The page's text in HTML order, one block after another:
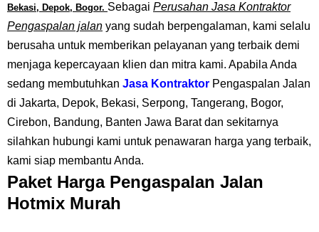
Bekasi, Depok, Bogor. Sebagai Perusahan Jasa Kontraktor
Pengaspalan jalan yang sudah berpengalaman, kami selalu
berusaha untuk memberikan pelayanan yang terbaik demi
menjaga kepercayaan klien dan mitra kami. Apabila Anda
sedang membutuhkan Jasa Kontraktor Pengaspalan Jalan
di Jakarta, Depok, Bekasi, Serpong, Tangerang, Bogor,
Cirebon, Bandung, Banten Jawa Barat dan sekitarnya
silahkan hubungi kami untuk penawaran harga yang terbaik,
kami siap membantu Anda.
Paket Harga Pengaspalan Jalan
Hotmix Murah